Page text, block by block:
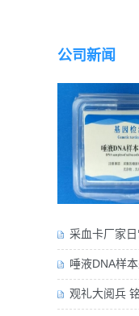
公司新闻
采血卡厂家
唾液DNA样
观礼大阅兵